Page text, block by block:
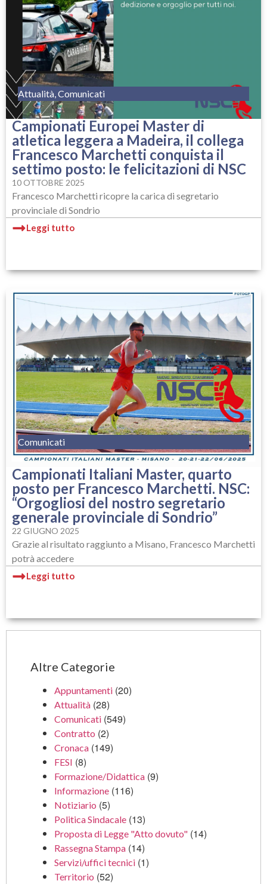
Attualità Comunicati
Campionati Europei Master di
atletica leggera a Madeira, il collega
Francesco Marchetti conquista il
settimo posto: le felicitazioni di NSC
10 OTTOBRE 2025
Francesco Marchetti ricopre la carica di segretario
provinciale di Sondrio
Leggi tutto
Comunicati
Campionati Italiani Master, quarto
posto per Francesco Marchetti. NSC:
“Orgogliosi del nostro segretario
generale provinciale di Sondrio”
22 GIUGNO 2025
Grazie al risultato raggiunto a Misano, Francesco Marchetti
potrà accedere
Leggi tutto
Altre Categorie
Appuntamenti (20)
Attualità (28)
Comunicati (549)
Contratto (2)
Cronaca (149)
FESI (8)
Formazione/Didattica (9)
Informazione (116)
Notiziario (5)
Politica Sindacale (13)
Proposta di Legge "Atto dovuto" (14)
Rassegna Stampa (14)
Servizi/uffici tecnici (1)
Territorio (52)